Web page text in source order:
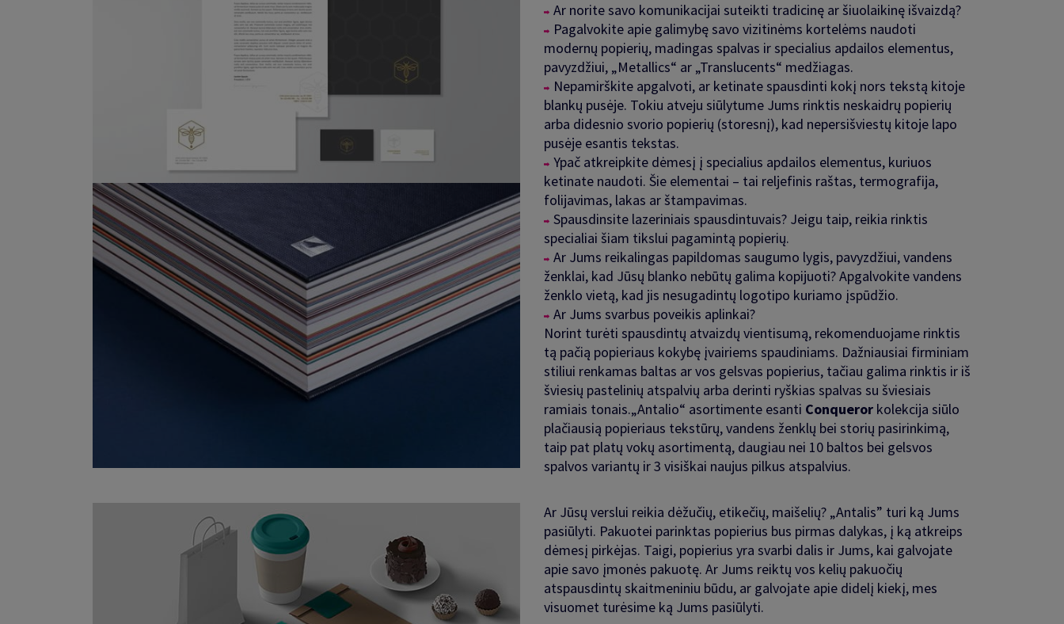
Ar norite savo komunikacijai suteikti tradicinę ar šiuolaikinę išvaizdą?
Pagalvokite apie galimybę savo vizitinėms kortelėms naudoti
modernų popierių, madingas spalvas ir specialius apdailos elementus,
pavyzdžiui, „Metallics“ ar „Translucents“ medžiagas.
Nepamirškite apgalvoti, ar ketinate spausdinti kokį nors tekstą kitoje
blankų pusėje. Tokiu atveju siūlytume Jums rinktis neskaidrų popierių
arba didesnio svorio popierių (storesnį), kad nepersišviestų kitoje lapo
pusėje esantis tekstas.
Ypač atkreipkite dėmesį į specialius apdailos elementus, kuriuos
ketinate naudoti. Šie elementai – tai reljefinis raštas, termografija,
folijavimas, lakas ar štampavimas.
Spausdinsite lazeriniais spausdintuvais? Jeigu taip, reikia rinktis
specialiai šiam tikslui pagamintą popierių.
Ar Jums reikalingas papildomas saugumo lygis, pavyzdžiui, vandens
ženklai, kad Jūsų blanko nebūtų galima kopijuoti? Apgalvokite vandens
ženklo vietą, kad jis nesugadintų logotipo kuriamo įspūdžio.
Ar Jums svarbus poveikis aplinkai?
Norint turėti spausdintų atvaizdų vientisumą, rekomenduojame rinktis
tą pačią popieriaus kokybę įvairiems spaudiniams. Dažniausiai firminiam
stiliui renkamas baltas ar vos gelsvas popierius, tačiau galima rinktis ir iš
šviesių pastelinių atspalvių arba derinti ryškias spalvas su šviesiais
ramiais tonais.„Antalio“ asortimente esanti Conqueror kolekcija siūlo
plačiausią popieriaus tekstūrų, vandens ženklų bei storių pasirinkimą,
taip pat platų vokų asortimentą, daugiau nei 10 baltos bei gelsvos
spalvos variantų ir 3 visiškai naujus pilkus atspalvius.
Ar Jūsų verslui reikia dėžučių, etikečių, maišelių? „Antalis” turi ką Jums
pasiūlyti. Pakuotei parinktas popierius bus pirmas dalykas, į ką atkreips
dėmesį pirkėjas. Taigi, popierius yra svarbi dalis ir Jums, kai galvojate
apie savo įmonės pakuotę. Ar Jums reiktų vos kelių pakuočių
atspausdintų skaitmeniniu būdu, ar galvojate apie didelį kiekį, mes
visuomet turėsime ką Jums pasiūlyti.